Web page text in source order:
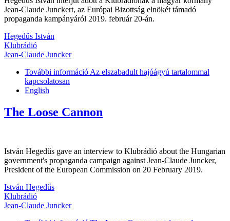
Jean-Claude Junckert, az Európai Bizottság elnökét támadó
propaganda kampányáról 2019. február 20-án.
Hegedűs István
Klubrádió
Jean-Claude Juncker
További információ Az elszabadult hajóágyú tartalommal
kapcsolatosan
English
The Loose Cannon
István Hegedűs gave an interview to Klubrádió about the Hungarian
government's propaganda campaign against Jean-Claude Juncker,
President of the European Commission on 20 February 2019.
István Hegedűs
Klubrádió
Jean-Claude Juncker